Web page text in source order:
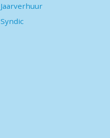
Jaarverhuur
Syndic